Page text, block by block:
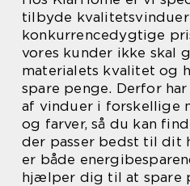
tilbyde
konkurrencedygtige
vores kunder ikke skal
materialets kvalitet og
spare penge. Derfor
af vinduer i forskellige
og farver, så du kan
der passer bedst til dit
er både
hjælper dig til at spare